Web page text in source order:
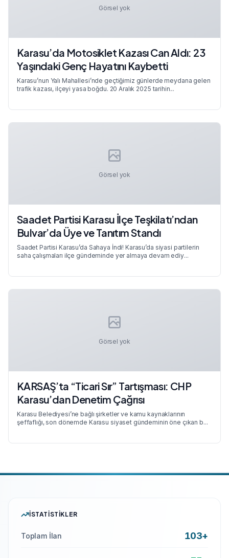
Görsel yok
Karasu’da Motosiklet Kazası Can Aldı: 23
Yaşındaki Genç Hayatını Kaybetti
Karasu’nun Yalı Mahallesi’nde geçtiğimiz günlerde meydana gelen
trafik kazası, ilçeyi yasa boğdu. 20 Aralık 2025 tarihin...
Görsel yok
Saadet Partisi Karasu İlçe Teşkilatı’ndan
Bulvar’da Üye ve Tanıtım Standı
Saadet Partisi Karasu’da Sahaya İndi! Karasu’da siyasi partilerin
saha çalışmaları ilçe gündeminde yer almaya devam ediy...
Görsel yok
KARSAŞ’ta “Ticari Sır” Tartışması: CHP
Karasu’dan Denetim Çağrısı
Karasu Belediyesi’ne bağlı şirketler ve kamu kaynaklarının
şeffaflığı, son dönemde Karasu siyaset gündeminin öne çıkan b...
İSTATISTIKLER
Toplam İlan 103+